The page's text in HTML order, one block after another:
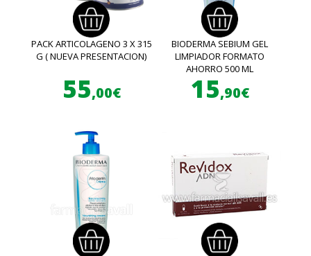
PACK ARTICOLAGENO 3 X 315
G ( NUEVA PRESENTACION)
55,00€
BIODERMA SEBIUM GEL
LIMPIADOR FORMATO
AHORRO 500 ML
15,90€